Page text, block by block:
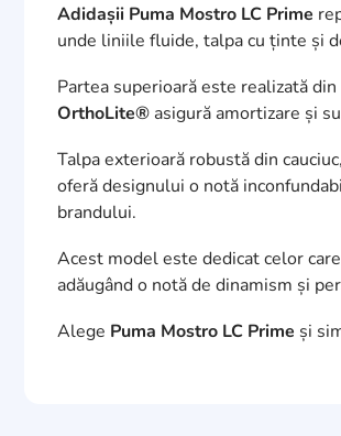
Adidașii Puma Mostro LC Prime
unde liniile fluide, talpa cu ținte și
Partea superioară este realizată
OrthoLite® asigură amortizare și
Talpa exterioară robustă din
oferă designului o notă
brandului.
Acest model este dedicat celor
adăugând o notă de dinamism și
Alege Puma Mostro LC Prime și